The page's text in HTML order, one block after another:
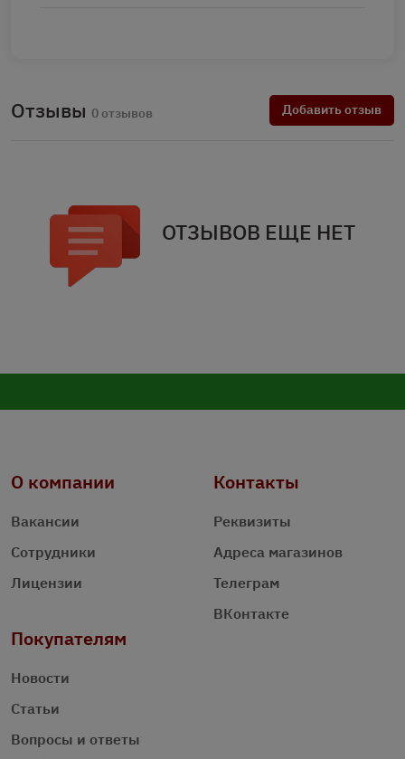
Отзывы 0 отзывов Добавить отзыв
ОТЗЫВОВ ЕЩЕ НЕТ
О компании
Вакансии
Сотрудники
Лицензии
Контакты
Реквизиты
Адреса магазинов
Телеграм
ВКонтакте
Покупателям
Новости
Статьи
Вопросы и ответы